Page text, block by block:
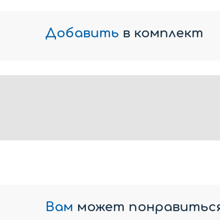
Добавить в комплект
Вам может